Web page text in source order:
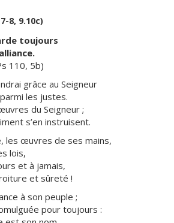
8, 9.10c)
toujours
110, 5b)
grâce au Seigneur
les justes.
du Seigneur ;
s’en instruisent.
les œuvres de ses mains,
lois,
et à jamais,
et sûreté !
à son peuple ;
pour toujours :